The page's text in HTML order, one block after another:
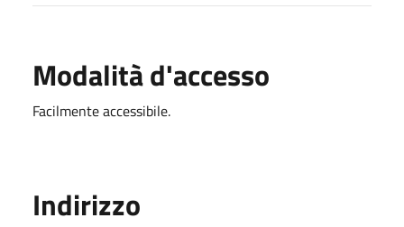
Modalità d'accesso
Facilmente accessibile.
Indirizzo